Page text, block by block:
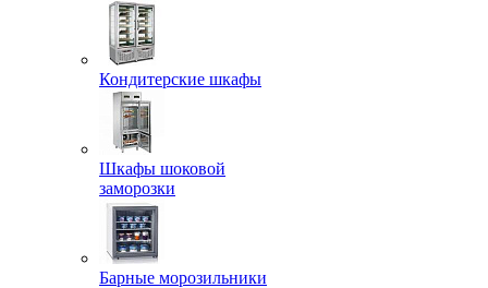
Кондитерские шкафы
Шкафы шоковой
заморозки
Барные морозильники